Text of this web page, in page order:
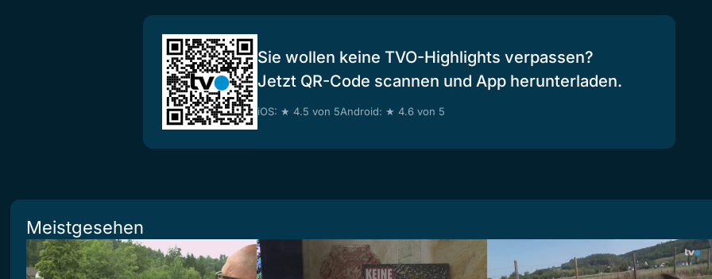
Sie wollen keine TVO-Highlights verpassen?
Jetzt QR-Code scannen und App herunterladen.
iOS: ★ 4.5 von 5Android: ★ 4.6 von 5
Meistgesehen